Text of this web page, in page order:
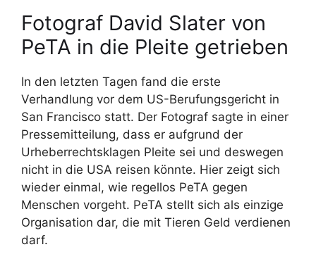
Fotograf David Slater von
PeTA in die Pleite getrieben
In den letzten Tagen fand die erste
Verhandlung vor dem US-Berufungsgericht in
San Francisco statt. Der Fotograf sagte in einer
Pressemitteilung, dass er aufgrund der
Urheberrechtsklagen Pleite sei und deswegen
nicht in die USA reisen könnte. Hier zeigt sich
wieder einmal, wie regellos PeTA gegen
Menschen vorgeht. PeTA stellt sich als einzige
Organisation dar, die mit Tieren Geld verdienen
darf.